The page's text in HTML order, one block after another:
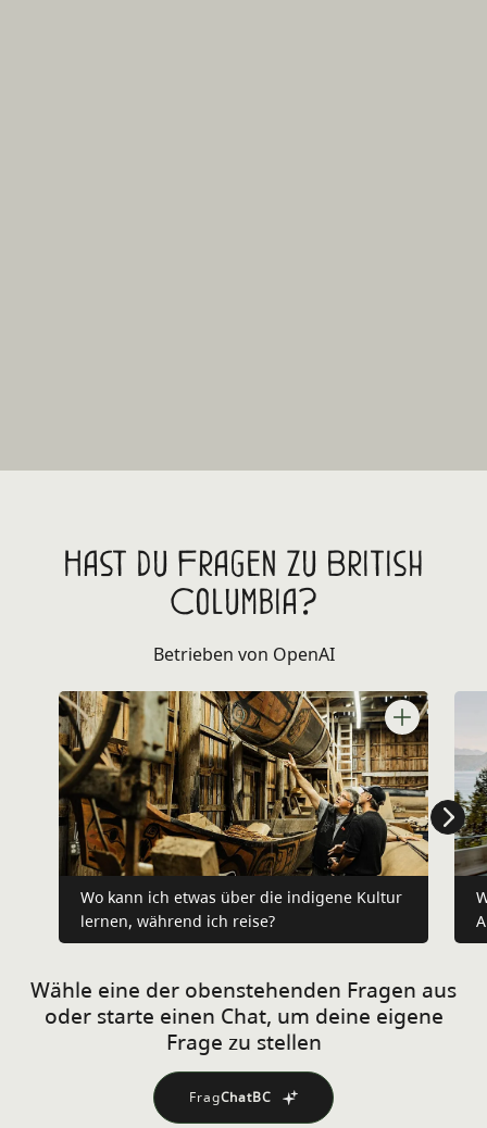
Hast du Fragen zu British
Columbia?
Betrieben von OpenAI
Wo kann ich etwas über die indigene Kultur
lernen, während ich reise?
Wähle eine der obenstehenden Fragen aus
oder starte einen Chat, um deine eigene
Frage zu stellen
FragChatBC